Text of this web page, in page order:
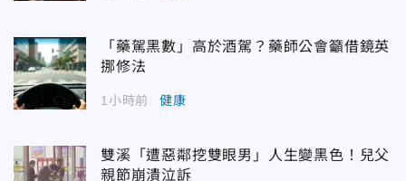
「藥駕黑數」高於酒駕？藥師公會籲借鏡英
挪修法
1小時前 健康
雙溪「遭惡鄰挖雙眼男」人生變黑色！兒父
親節崩潰泣訴